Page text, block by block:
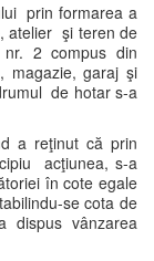
prin formarea a
atelier şi teren de
2 compus din
magazie, garaj şi
de hotar s-a
a reţinut că prin
acţiunea, s-a
în cote egale
se cota de
vânzarea